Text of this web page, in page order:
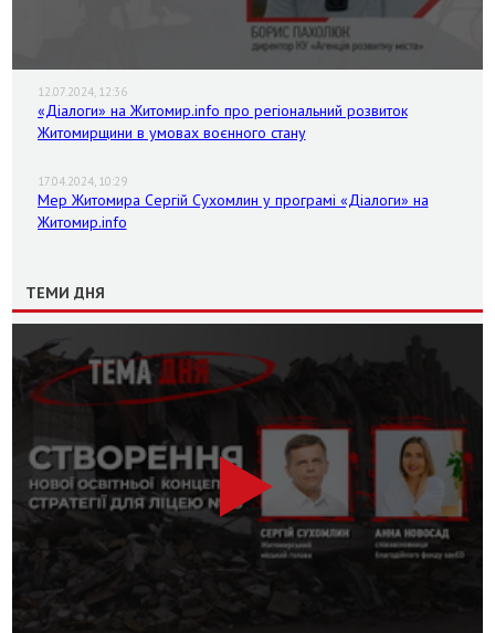
12.07.2024, 12:36
«Діалоги» на Житомир.info про регіональний розвиток
Житомирщини в умовах воєнного стану
17.04.2024, 10:29
Мер Житомира Сергій Сухомлин у програмі «Діалоги» на
Житомир.info
ТЕМИ ДНЯ